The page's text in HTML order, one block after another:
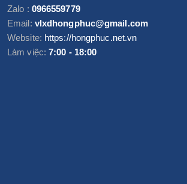
Zalo : 0966559779
Email: vlxdhongphuc@gmail.com
Website: https://hongphuc.net.vn
Làm việc: 7:00 - 18:00